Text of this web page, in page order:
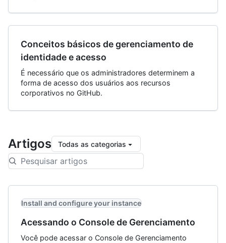
Conceitos básicos de gerenciamento de
identidade e acesso
É necessário que os administradores determinem a
forma de acesso dos usuários aos recursos
corporativos no GitHub.
Artigos Todas as categorias
Install and configure your instance
Acessando o Console de Gerenciamento
Você pode acessar o Console de Gerenciamento